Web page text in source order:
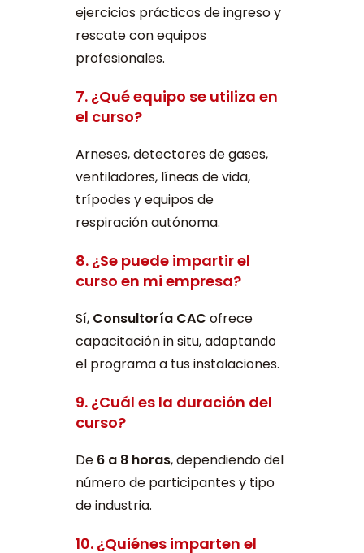
ejercicios prácticos de ingreso y
rescate con equipos
profesionales.
7. ¿Qué equipo se utiliza en
el curso?
Arneses, detectores de gases,
ventiladores, líneas de vida,
trípodes y equipos de
respiración autónoma.
8. ¿Se puede impartir el
curso en mi empresa?
Sí, Consultoría CAC ofrece
capacitación in situ, adaptando
el programa a tus instalaciones.
9. ¿Cuál es la duración del
curso?
De 6 a 8 horas, dependiendo del
número de participantes y tipo
de industria.
10. ¿Quiénes imparten el